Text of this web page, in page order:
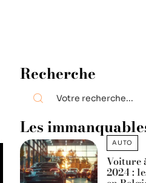
Recherche
Les
AUTO
Voiture
2024 :